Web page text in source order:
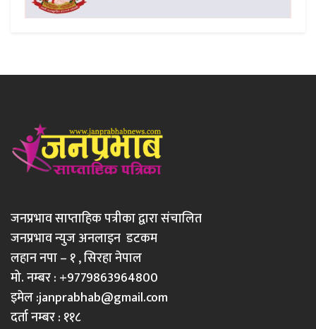
जनप्रभाव साप्ताहिक पत्रीका द्वारा संचालित
जनप्रभाव न्युज अनलाइन डटकम
लहान नपा – १ , सिरहा नेपाल
मो. नम्बर : +9779863964800
इमेल :janprabhab@gmail.com
दर्ता नम्बर : ११८